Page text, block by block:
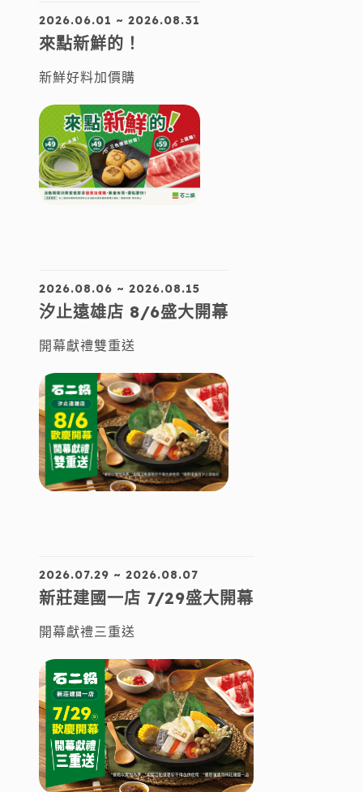
2026.06.01 ~ 2026.08.31
來點新鮮的！
新鮮好料加價購
2026.08.06 ~ 2026.08.15
汐止遠雄店 8/6盛大開幕
開幕獻禮雙重送
2026.07.29 ~ 2026.08.07
新莊建國一店 7/29盛大開幕
開幕獻禮三重送